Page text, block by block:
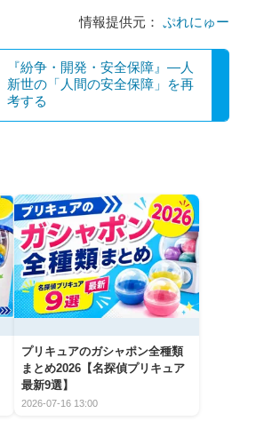
情報提供元： ぷれにゅー
『紛争・開発・安全保障』―人
新世の「人間の安全保障」を再
考する
プリキュアのガシャポン全種類
まとめ2026【名探偵プリキュア
最新9選】
2026-07-16 13:00